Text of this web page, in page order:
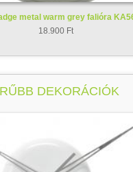
metal warm grey falióra
18.900 Ft
DEKORÁCIÓK